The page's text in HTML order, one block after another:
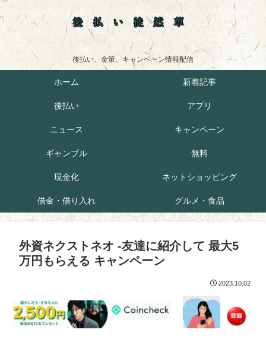
後払い徒然草
後払い、金策、キャンペーン情報配信
ホーム 新着記事
後払い アプリ
ニュース キャンペーン
ギャンブル 無料
現金化 ネットショッピング
借金・借り入れ グルメ・食品
外資ネクストネオ -友達に紹介して 最大5
万円もらえる キャンペーン
2023.10.02